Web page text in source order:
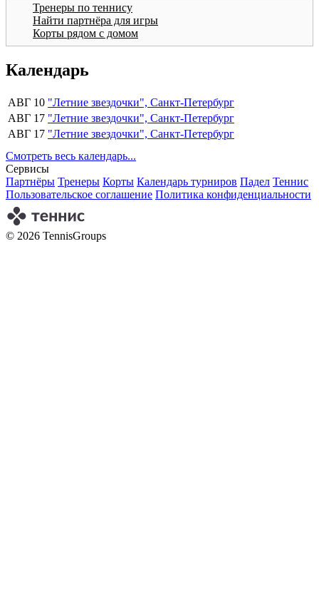
Тренеры по теннису
Найти партнёра для игры
Корты рядом с домом
Календарь
АВГ 10 "Летние звездочки", Санкт-Петербург
АВГ 17 "Летние звездочки", Санкт-Петербург
АВГ 17 "Летние звездочки", Санкт-Петербург
Смотреть весь календарь...
Сервисы
Партнёры Тренеры Корты Календарь турниров Падел Теннис
Пользовательское соглашение Политика конфиденциальности
© 2026 TennisGroups